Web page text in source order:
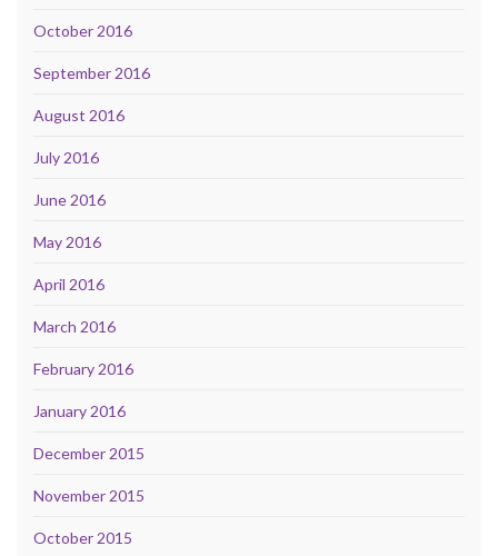
October 2016
September 2016
August 2016
July 2016
June 2016
May 2016
April 2016
March 2016
February 2016
January 2016
December 2015
November 2015
October 2015